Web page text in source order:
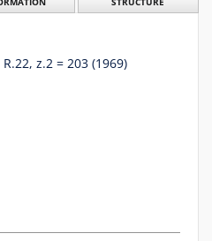
z.2 = 203 (1969)